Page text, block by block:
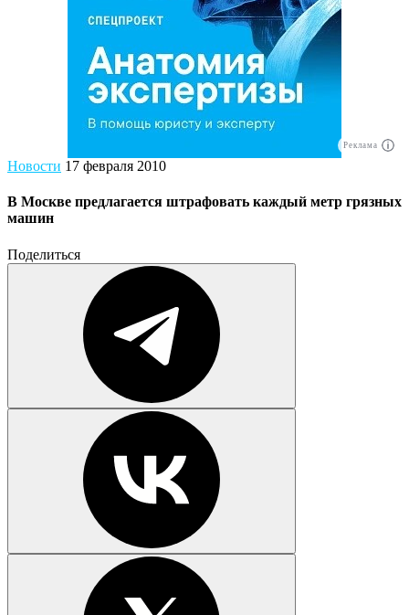
Реклама
Новости 17 февраля 2010
В Москве предлагается штрафовать каждый метр грязных
машин
Поделиться